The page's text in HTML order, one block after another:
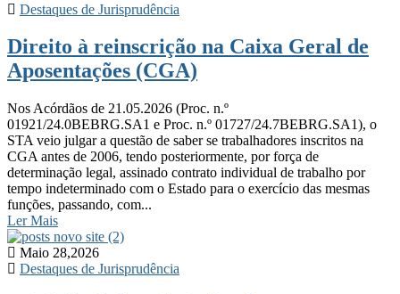
Destaques de Jurisprudência
Direito à reinscrição na Caixa Geral de
Aposentações (CGA)
Nos Acórdãos de 21.05.2026 (Proc. n.º
01921/24.0BEBRG.SA1 e Proc. n.º 01727/24.7BEBRG.SA1), o
STA veio julgar a questão de saber se trabalhadores inscritos na
CGA antes de 2006, tendo posteriormente, por força de
determinação legal, assinado contrato individual de trabalho por
tempo indeterminado com o Estado para o exercício das mesmas
funções, passando, com...
Ler Mais
Maio 28,2026
Destaques de Jurisprudência